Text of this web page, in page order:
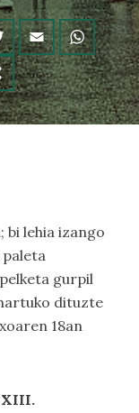
bi lehia izango
gurpil
dituzte
18an
XIII.